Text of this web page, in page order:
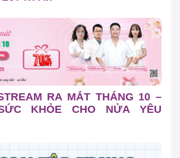
RA MẮT THÁNG 10 –
KHỎE CHO NỬA YÊU